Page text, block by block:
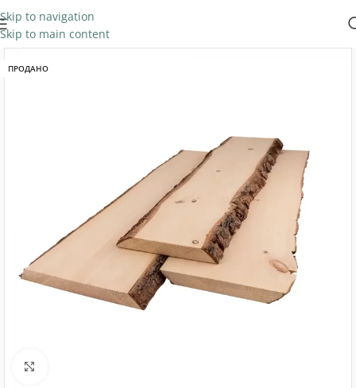
Skip to navigation
Skip to main content
ПРОДАНО